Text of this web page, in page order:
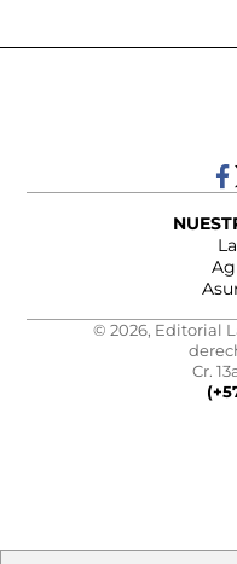
© 2026, Editorial
Cr.